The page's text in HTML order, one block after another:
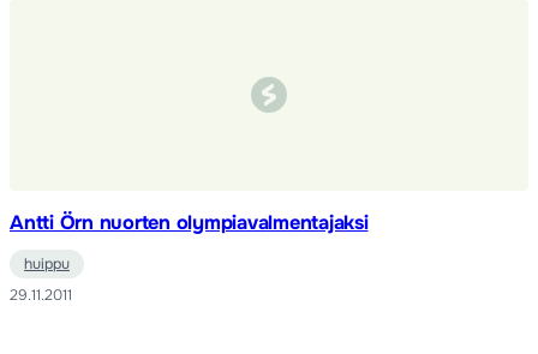
Antti Örn nuorten olympiavalmentajaksi
huippu
29.11.2011